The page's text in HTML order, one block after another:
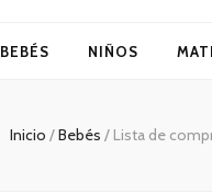
BEBÉS NIÑOS
Inicio /Bebés / Lista de